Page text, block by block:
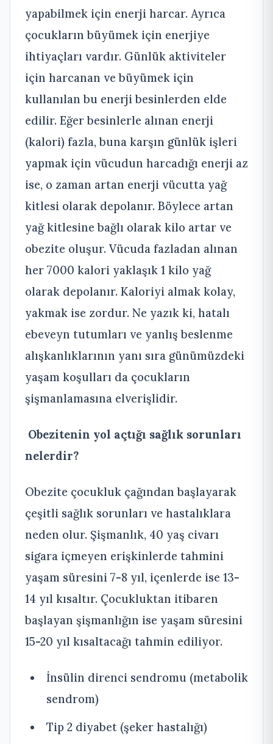
yapabilmek için enerji harcar. Ayrıca
çocukların büyümek için enerjiye
ihtiyaçları vardır. Günlük aktiviteler
için harcanan ve büyümek için
kullanılan bu enerji besinlerden elde
edilir. Eğer besinlerle alınan enerji
(kalori) fazla, buna karşın günlük işleri
yapmak için vücudun harcadığı enerji az
ise, o zaman artan enerji vücutta yağ
kitlesi olarak depolanır. Böylece artan
yağ kitlesine bağlı olarak kilo artar ve
obezite oluşur. Vücuda fazladan alınan
her 7000 kalori yaklaşık 1 kilo yağ
olarak depolanır. Kaloriyi almak kolay,
yakmak ise zordur. Ne yazık ki, hatalı
ebeveyn tutumları ve yanlış beslenme
alışkanlıklarının yanı sıra günümüzdeki
yaşam koşulları da çocukların
şişmanlamasına elverişlidir.
Obezitenin yol açtığı sağlık sorunları
nelerdir?
Obezite çocukluk çağından başlayarak
çeşitli sağlık sorunları ve hastalıklara
neden olur. Şişmanlık, 40 yaş civarı
sigara içmeyen erişkinlerde tahmini
yaşam süresini 7-8 yıl, içenlerde ise 13-
14 yıl kısaltır. Çocukluktan itibaren
başlayan şişmanlığın ise yaşam süresini
15-20 yıl kısaltacağı tahmin ediliyor.
İnsülin direnci sendromu (metabolik
sendrom)
Tip 2 diyabet (şeker hastalığı)